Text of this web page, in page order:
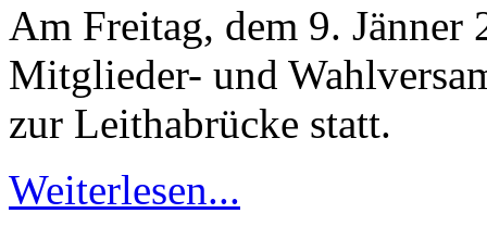
Am Freitag, dem 9. Jänner
Mitglieder- und
zur Leithabrücke statt.
Weiterlesen...